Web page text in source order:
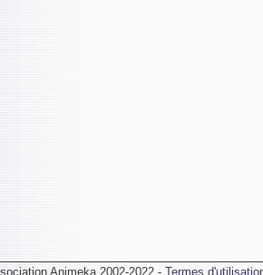
Animeka 2002-2022 - Termes